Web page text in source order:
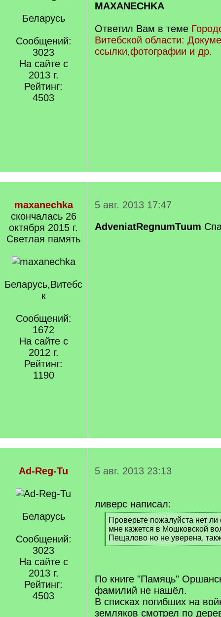
Беларусь
Сообщений:
3023
На сайте с
2013 г.
Рейтинг:
4503
MAXANECHKA
Ответил Вам в теме
Витебской области:
ссылки,фотографии и др.
maxanechka
скончалась 26
октября 2015 г.
Светлая память
Беларусь,Витебс
к
Сообщений:
1672
На сайте с
2012 г.
Рейтинг:
1190
5 авг. 2013 17:47
AdveniatRegnumTuum
Ad-Reg-Tu
Беларусь
Сообщений:
3023
На сайте с
2013 г.
Рейтинг:
4503
5 авг. 2013 23:13
ливерс написал:
[
q
]
Проверьте пожалуйста нет
мне кажется в Мошковской
Пещалово но не уверена,
[
По книге "Памяць"
фамилий не нашёл.
В списках погибших на
земляков смотрел по